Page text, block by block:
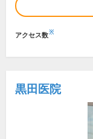
アクセス数※
黒田医院